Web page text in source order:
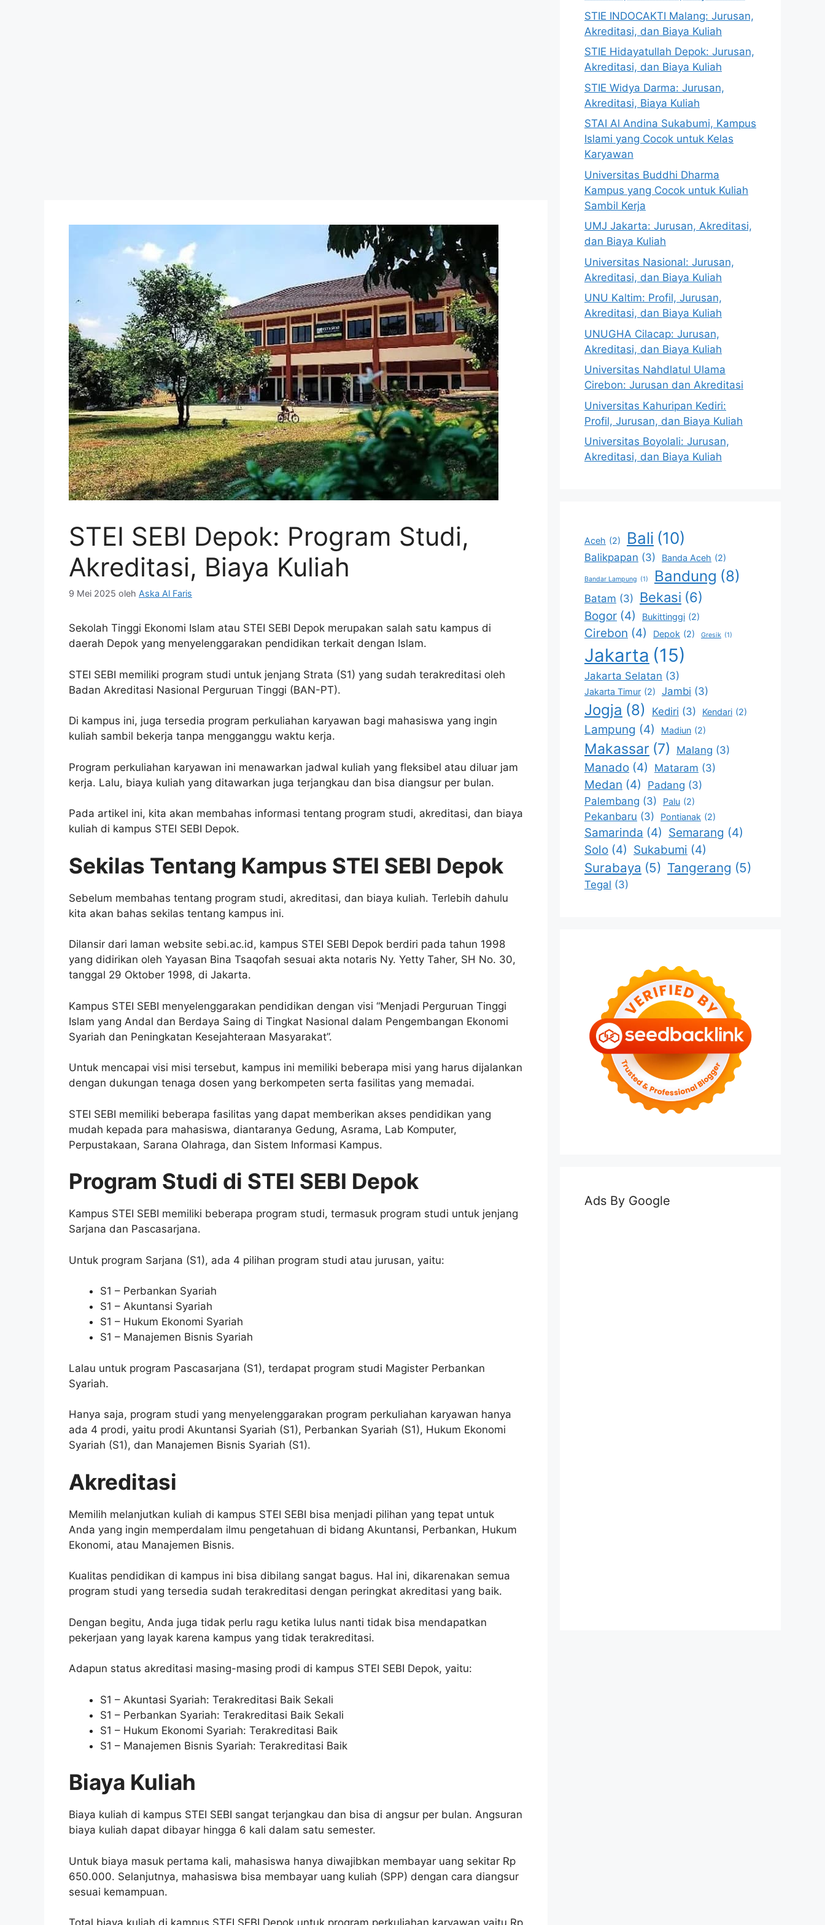
STEI SEBI Depok: Program Studi,
Akreditasi, Biaya Kuliah
9 Mei 2025 oleh Aska Al Faris
Sekolah Tinggi Ekonomi Islam atau STEI SEBI Depok merupakan salah satu kampus di
daerah Depok yang menyelenggarakan pendidikan terkait dengan Islam.
STEI SEBI memiliki program studi untuk jenjang Strata (S1) yang sudah terakreditasi oleh
Badan Akreditasi Nasional Perguruan Tinggi (BAN-PT).
Di kampus ini, juga tersedia program perkuliahan karyawan bagi mahasiswa yang ingin
kuliah sambil bekerja tanpa mengganggu waktu kerja.
Program perkuliahan karyawan ini menawarkan jadwal kuliah yang fleksibel atau diluar jam
kerja. Lalu, biaya kuliah yang ditawarkan juga terjangkau dan bisa diangsur per bulan.
Pada artikel ini, kita akan membahas informasi tentang program studi, akreditasi, dan biaya
kuliah di kampus STEI SEBI Depok.
Sekilas Tentang Kampus STEI SEBI Depok
Sebelum membahas tentang program studi, akreditasi, dan biaya kuliah. Terlebih dahulu
kita akan bahas sekilas tentang kampus ini.
Dilansir dari laman website sebi.ac.id, kampus STEI SEBI Depok berdiri pada tahun 1998
yang didirikan oleh Yayasan Bina Tsaqofah sesuai akta notaris Ny. Yetty Taher, SH No. 30,
tanggal 29 Oktober 1998, di Jakarta.
Kampus STEI SEBI menyelenggarakan pendidikan dengan visi “Menjadi Perguruan Tinggi
Islam yang Andal dan Berdaya Saing di Tingkat Nasional dalam Pengembangan Ekonomi
Syariah dan Peningkatan Kesejahteraan Masyarakat”.
Untuk mencapai visi misi tersebut, kampus ini memiliki beberapa misi yang harus dijalankan
dengan dukungan tenaga dosen yang berkompeten serta fasilitas yang memadai.
STEI SEBI memiliki beberapa fasilitas yang dapat memberikan akses pendidikan yang
mudah kepada para mahasiswa, diantaranya Gedung, Asrama, Lab Komputer,
Perpustakaan, Sarana Olahraga, dan Sistem Informasi Kampus.
Program Studi di STEI SEBI Depok
Kampus STEI SEBI memiliki beberapa program studi, termasuk program studi untuk jenjang
Sarjana dan Pascasarjana.
Untuk program Sarjana (S1), ada 4 pilihan program studi atau jurusan, yaitu:
S1 – Perbankan Syariah
S1 – Akuntansi Syariah
S1 – Hukum Ekonomi Syariah
S1 – Manajemen Bisnis Syariah
Lalau untuk program Pascasarjana (S1), terdapat program studi Magister Perbankan
Syariah.
Hanya saja, program studi yang menyelenggarakan program perkuliahan karyawan hanya
ada 4 prodi, yaitu prodi Akuntansi Syariah (S1), Perbankan Syariah (S1), Hukum Ekonomi
Syariah (S1), dan Manajemen Bisnis Syariah (S1).
Akreditasi
Memilih melanjutkan kuliah di kampus STEI SEBI bisa menjadi pilihan yang tepat untuk
Anda yang ingin memperdalam ilmu pengetahuan di bidang Akuntansi, Perbankan, Hukum
Ekonomi, atau Manajemen Bisnis.
Kualitas pendidikan di kampus ini bisa dibilang sangat bagus. Hal ini, dikarenakan semua
program studi yang tersedia sudah terakreditasi dengan peringkat akreditasi yang baik.
Dengan begitu, Anda juga tidak perlu ragu ketika lulus nanti tidak bisa mendapatkan
pekerjaan yang layak karena kampus yang tidak terakreditasi.
Adapun status akreditasi masing-masing prodi di kampus STEI SEBI Depok, yaitu:
S1 – Akuntasi Syariah: Terakreditasi Baik Sekali
S1 – Perbankan Syariah: Terakreditasi Baik Sekali
S1 – Hukum Ekonomi Syariah: Terakreditasi Baik
S1 – Manajemen Bisnis Syariah: Terakreditasi Baik
Biaya Kuliah
Biaya kuliah di kampus STEI SEBI sangat terjangkau dan bisa di angsur per bulan. Angsuran
biaya kuliah dapat dibayar hingga 6 kali dalam satu semester.
Untuk biaya masuk pertama kali, mahasiswa hanya diwajibkan membayar uang sekitar Rp
650.000. Selanjutnya, mahasiswa bisa membayar uang kuliah (SPP) dengan cara diangsur
sesuai kemampuan.
STIE INDOCAKTI Malang: Jurusan,
Akreditasi, dan Biaya Kuliah
STIE Hidayatullah Depok: Jurusan,
Akreditasi, dan Biaya Kuliah
STIE Widya Darma: Jurusan,
Akreditasi, Biaya Kuliah
STAI Al Andina Sukabumi, Kampus
Islami yang Cocok untuk Kelas
Karyawan
Universitas Buddhi Dharma
Kampus yang Cocok untuk Kuliah
Sambil Kerja
UMJ Jakarta: Jurusan, Akreditasi,
dan Biaya Kuliah
Universitas Nasional: Jurusan,
Akreditasi, dan Biaya Kuliah
UNU Kaltim: Profil, Jurusan,
Akreditasi, dan Biaya Kuliah
UNUGHA Cilacap: Jurusan,
Akreditasi, dan Biaya Kuliah
Universitas Nahdlatul Ulama
Cirebon: Jurusan dan Akreditasi
Universitas Kahuripan Kediri:
Profil, Jurusan, dan Biaya Kuliah
Universitas Boyolali: Jurusan,
Akreditasi, dan Biaya Kuliah
Aceh (2) Bali (10)
Balikpapan (3) Banda Aceh (2)
Bandar Lampung (1) Bandung (8)
Batam (3) Bekasi (6)
Bogor (4) Bukittinggi (2)
Cirebon (4) Depok (2) Gresik (1)
Jakarta (15)
Jakarta Selatan (3)
Jakarta Timur (2) Jambi (3)
Jogja (8) Kediri (3) Kendari (2)
Lampung (4) Madiun (2)
Makassar (7) Malang (3)
Manado (4) Mataram (3)
Medan (4) Padang (3)
Palembang (3) Palu (2)
Pekanbaru (3) Pontianak (2)
Samarinda (4) Semarang (4)
Solo (4) Sukabumi (4)
Surabaya (5) Tangerang (5)
Tegal (3)
Ads By Google